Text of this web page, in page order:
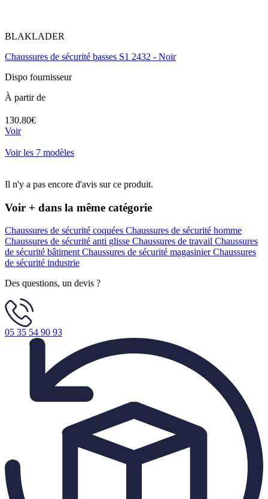
BLAKLADER
Chaussures de sécurité basses S1 2432 - Noir
Dispo fournisseur
À partir de
130.80€
Voir
Voir les 7 modèles
Il n'y a pas encore d'avis sur ce produit.
Voir + dans la même catégorie
Chaussures de sécurité coquées Chaussures de sécurité homme
Chaussures de sécurité anti glisse Chaussures de travail Chaussures
de sécurité bâtimentChaussures de sécurité magasinierChaussures
de sécurité industrie
Des questions, un devis ?
05 35 54 90 93